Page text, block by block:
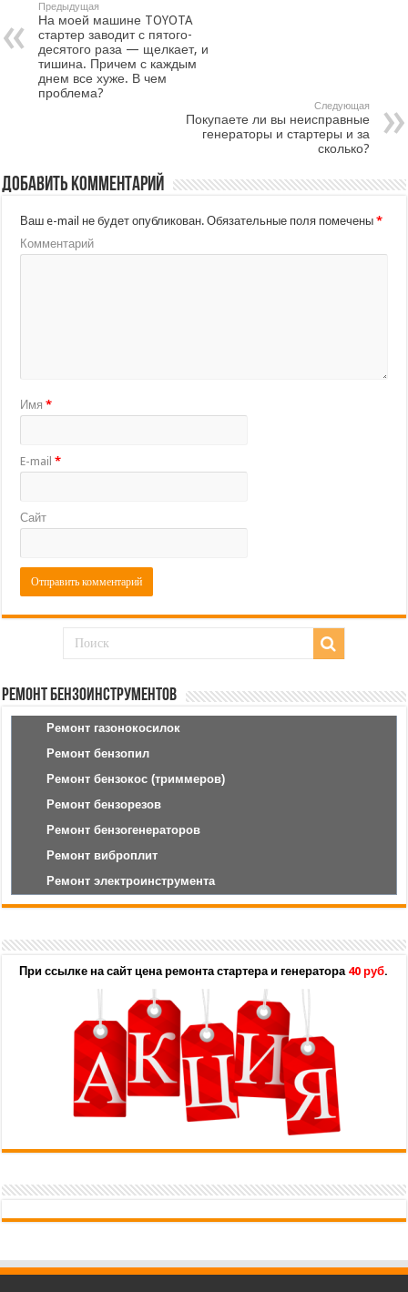
Предыдущая
На моей машине TOYOTA
стартер заводит с пятого-
десятого раза — щелкает, и
тишина. Причем с каждым
днем все хуже. В чем
проблема?
Следующая
Покупаете ли вы неисправные
генераторы и стартеры и за
сколько?
Добавить комментарий
Ваш e-mail не будет опубликован. Обязательные поля помечены*
Комментарий
Имя*
E-mail*
Сайт
Ремонт бензоинструментов
Ремонт газонокосилок
Ремонт бензопил
Ремонт бензокос (триммеров)
Ремонт бензорезов
Ремонт бензогенераторов
Ремонт виброплит
Ремонт электроинструмента
При ссылке на сайт цена ремонта стартера и генератора 40 руб.